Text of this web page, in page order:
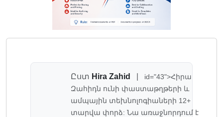
Ըստ Hira Zahid
id="43">Հիրա
Զահիդն ունի փաստաթղթերի և
ամպային տեխնոլոգիաների 12+
տարվա փորձ: Նա առաջնորդում է